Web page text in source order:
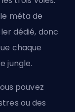
méta de
dédié, donc
chaque
jungle.
pouvez
ou des